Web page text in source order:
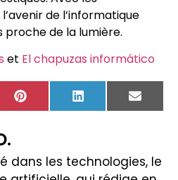
de l’informatique
proche de la lumière.
et El chapuzas informático
Pinterest LinkedIn Email
dans les technologies, le